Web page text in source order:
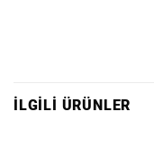
İLGILI ÜRÜNLER